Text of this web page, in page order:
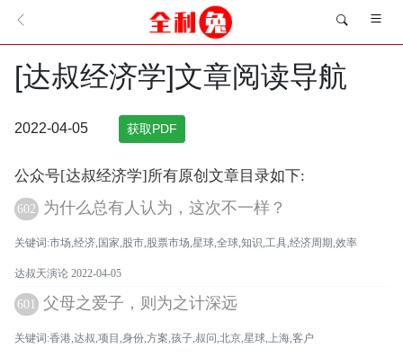
[达叔经济学]文章阅读导航
2022-04-05 获取PDF
公众号[达叔经济学]所有原创文章目录如下:
602 为什么总有人认为，这次不一样？
关键词:市场,经济,国家,股市,股票市场,星球,全球,知识,工具,经济周期,效率
达叔天演论 2022-04-05
601 父母之爱子，则为之计深远
关键词:香港,达叔,项目,身份,方案,孩子,叔问,北京,星球,上海,客户